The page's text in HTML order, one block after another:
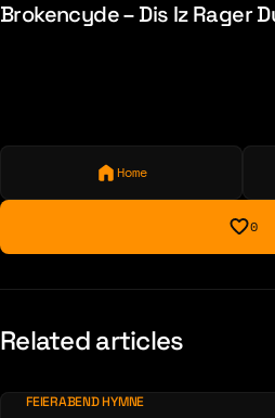
Brokencyde – Dis Iz Rager
Home
0
Related articles
FEIERABEND HYMNE